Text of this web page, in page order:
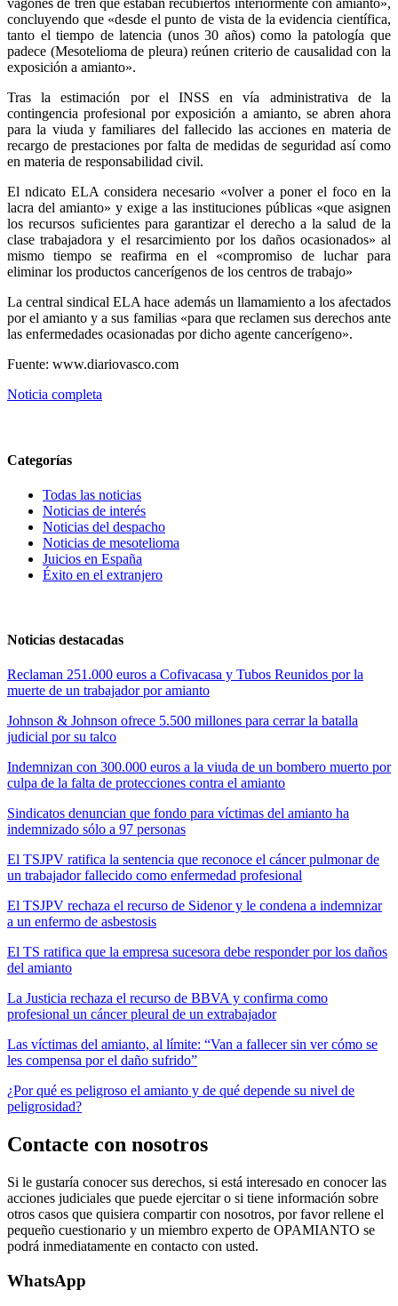
vagones de tren que estaban recubiertos interiormente con amianto»,
concluyendo que «desde el punto de vista de la evidencia científica,
tanto el tiempo de latencia (unos 30 años) como la patología que
padece (Mesotelioma de pleura) reúnen criterio de causalidad con la
exposición a amianto».
Tras la estimación por el INSS en vía administrativa de la
contingencia profesional por exposición a amianto, se abren ahora
para la viuda y familiares del fallecido las acciones en materia de
recargo de prestaciones por falta de medidas de seguridad así como
en materia de responsabilidad civil.
El ndicato ELA considera necesario «volver a poner el foco en la
lacra del amianto» y exige a las instituciones públicas «que asignen
los recursos suficientes para garantizar el derecho a la salud de la
clase trabajadora y el resarcimiento por los daños ocasionados» al
mismo tiempo se reafirma en el «compromiso de luchar para
eliminar los productos cancerígenos de los centros de trabajo»
La central sindical ELA hace además un llamamiento a los afectados
por el amianto y a sus familias «para que reclamen sus derechos ante
las enfermedades ocasionadas por dicho agente cancerígeno».
Fuente: www.diariovasco.com
Noticia completa
Categorías
Todas las noticias
Noticias de interés
Noticias del despacho
Noticias de mesotelioma
Juicios en España
Éxito en el extranjero
Noticias destacadas
Reclaman 251.000 euros a Cofivacasa y Tubos Reunidos por la
muerte de un trabajador por amianto
Johnson & Johnson ofrece 5.500 millones para cerrar la batalla
judicial por su talco
Indemnizan con 300.000 euros a la viuda de un bombero muerto por
culpa de la falta de protecciones contra el amianto
Sindicatos denuncian que fondo para víctimas del amianto ha
indemnizado sólo a 97 personas
El TSJPV ratifica la sentencia que reconoce el cáncer pulmonar de
un trabajador fallecido como enfermedad profesional
El TSJPV rechaza el recurso de Sidenor y le condena a indemnizar
a un enfermo de asbestosis
El TS ratifica que la empresa sucesora debe responder por los daños
del amianto
La Justicia rechaza el recurso de BBVA y confirma como
profesional un cáncer pleural de un extrabajador
Las víctimas del amianto, al límite: “Van a fallecer sin ver cómo se
les compensa por el daño sufrido”
¿Por qué es peligroso el amianto y de qué depende su nivel de
peligrosidad?
Contacte con nosotros
Si le gustaría conocer sus derechos, si está interesado en conocer las
acciones judiciales que puede ejercitar o si tiene información sobre
otros casos que quisiera compartir con nosotros, por favor rellene el
pequeño cuestionario y un miembro experto de OPAMIANTO se
podrá inmediatamente en contacto con usted.
WhatsApp